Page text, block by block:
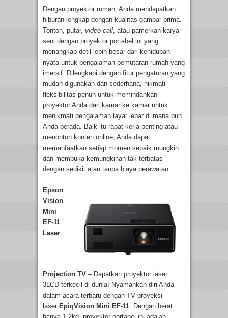
Dengan proyektor rumah, Anda mendapatkan
hiburan lengkap dengan kualitas gambar prima.
Tonton, putar, video call, atau pamerkan karya
seni dengan proyektor portabel ini yang
menangkap detil lebih besar dari kehidupan
nyata untuk pengalaman pemutaran rumah yang
imersif. Dilengkapi dengan fitur pengaturan yang
mudah digunakan dan sederhana, nikmati
fleksibilitas penuh untuk memindahkan
proyektor Anda dari kamar ke kamar untuk
menikmati pengalaman layar lebar di mana pun
Anda berada. Baik itu rapat kerja penting atau
menonton konten online, Anda dapat
memanfaatkan setiap momen sebaik mungkin
dan membuka kemungkinan tak terbatas
dengan sedikit atau tanpa biaya perawatan.
Epson
Vision
Mini
EF-11
Laser
Projection TV – Dapatkan proyektor laser
3LCD terkecil di dunia! Nyamankan diri Anda
dalam acara terbaru dengan TV proyeksi
laser EpiqVision Mini EF-11. Dengan berat